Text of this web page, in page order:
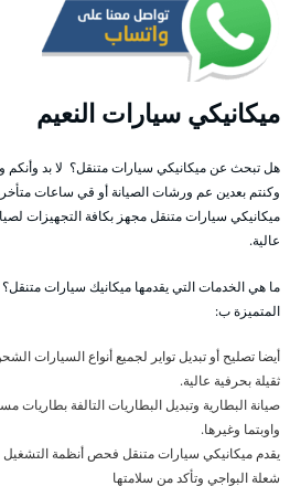
ميكانيكي سيارات النعيم
هل تبحث عن ميكانيكي سيارات متنقل؟ لا بد وأنكم
وكنتم بعدين عم ورشات الصيانة أو قي ساعات
ميكانيكي سيارات متنقل مجهز بكافة التجهيزات
عالية.
ما هي الخدمات التي يقدمها ميكانيك سيارات
المتميزة ب:
أيضا تصليح أو تبديل تواير لجميع أنواع السيارات
ثقيلة بحرفية عالية.
صيانة البطارية وتبديل البطاريات التالفة
واوبتما وغيرها.
يقدم ميكانيكي سيارات متنقل فحص أنظمة التشغيل
شعلة البواجي وتأكد من سلامتها